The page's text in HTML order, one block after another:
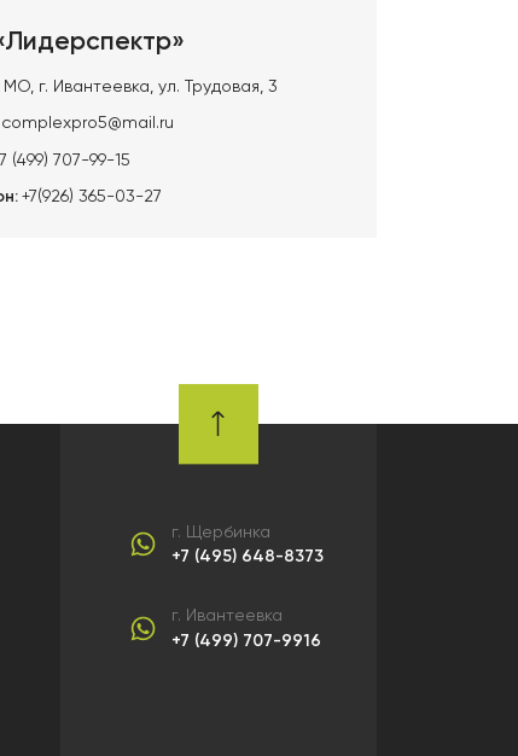
МО, г. Ивантеевка, ул. Трудовая, 3
complexpro5@mail.ru
(499) 707-99-15
+7(926) 365-03-27
г. Щербинка
+7 (495) 648-8373
г. Ивантеевка
+7 (499) 707-9916